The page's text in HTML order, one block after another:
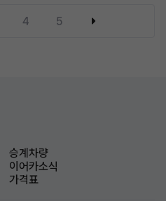
4 5
승계차량
이어카소식
가격표